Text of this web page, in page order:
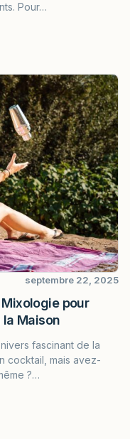
Pour…
septembre 22, 2025
pour
Maison
fascinant de la
cocktail, mais avez-
?…